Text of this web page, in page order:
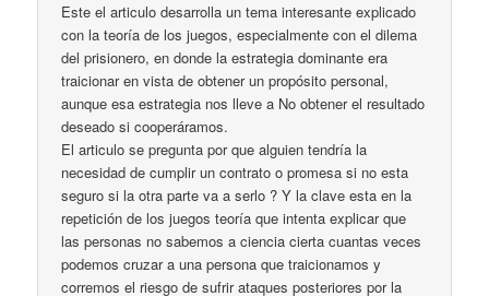
Este el articulo desarrolla un tema interesante explicado
con la teoría de los juegos, especialmente con el dilema
del prisionero, en donde la estrategia dominante era
traicionar en vista de obtener un propósito personal,
aunque esa estrategia nos lleve a No obtener el resultado
deseado si cooperáramos.
El articulo se pregunta por que alguien tendría la
necesidad de cumplir un contrato o promesa si no esta
seguro si la otra parte va a serlo ? Y la clave esta en la
repetición de los juegos teoría que intenta explicar que
las personas no sabemos a ciencia cierta cuantas veces
podemos cruzar a una persona que traicionamos y
corremos el riesgo de sufrir ataques posteriores por la